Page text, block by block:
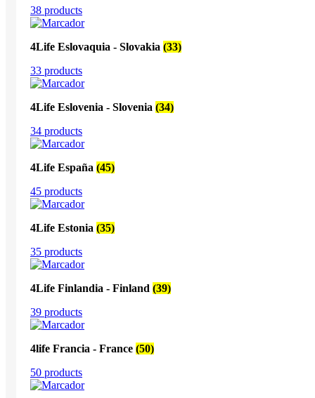
38 products
4Life Eslovaquia - Slovakia (33)
33 products
4Life Eslovenia - Slovenia (34)
34 products
4Life España (45)
45 products
4Life Estonia (35)
35 products
4Life Finlandia - Finland (39)
39 products
4life Francia - France (50)
50 products